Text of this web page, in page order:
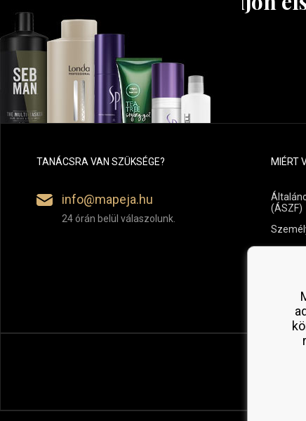
TANÁCSRA VAN SZÜKSÉGE?
info@mapeja.hu
24 órán belül válaszolunk.
MIÉRT
(ÁSZF)